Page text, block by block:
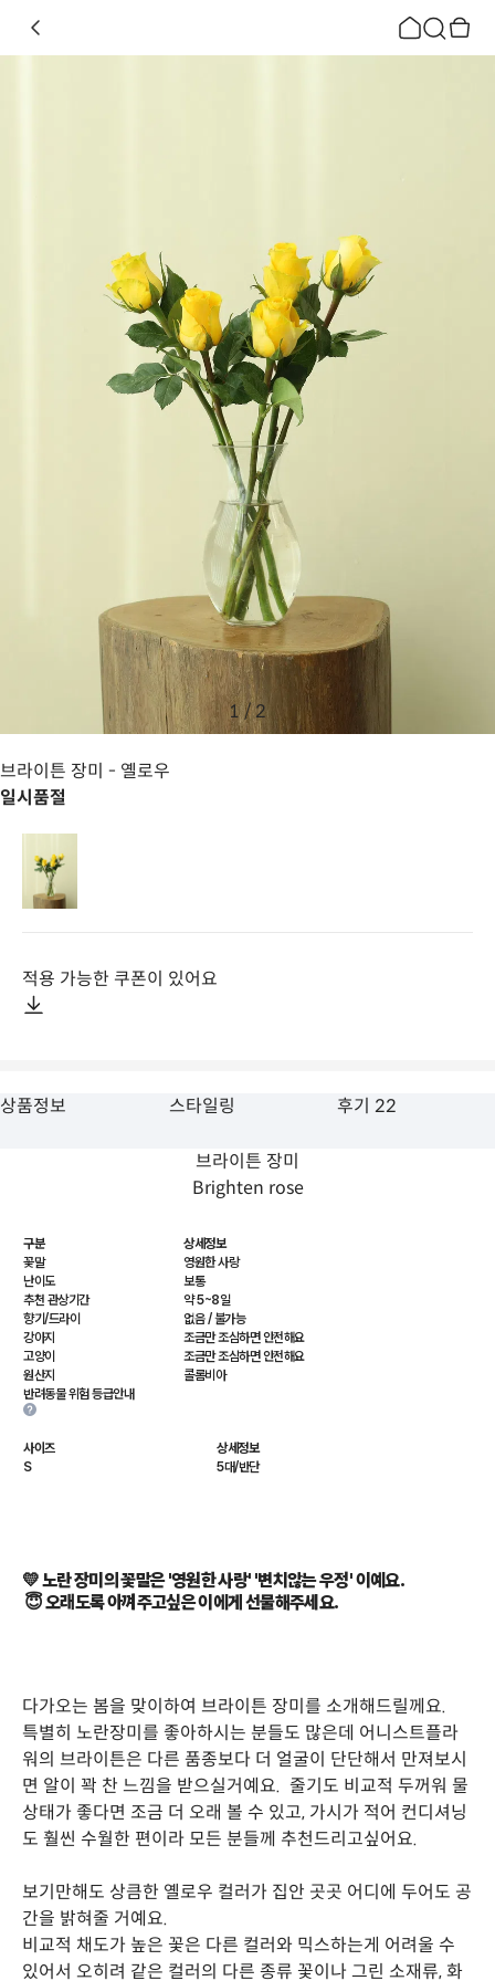
1/2
브라이튼 장미 - 옐로우
일시품절
적용 가능한 쿠폰이 있어요
상품정보 스타일링 후기 22
브라이튼 장미
Brighten rose
구분
상세정보
꽃말
영원한 사랑
난이도
보통
추천 관상기간
약 5~8일
향기/드라이
없음 / 불가능
강아지
조금만 조심하면 안전해요
고양이
조금만 조심하면 안전해요
원산지
콜롬비아
반려동물 위험 등급안내
사이즈
상세정보
S
5대/반단
💛 노란 장미의 꽃말은 '영원한 사랑' '변치않는 우정' 이예요.
😇 오래도록 아껴주고싶은 이에게 선물해주세요.
다가오는 봄을 맞이하여 브라이튼 장미를 소개해드릴께요.
특별히 노란장미를 좋아하시는 분들도 많은데 어니스트플라
워의 브라이튼은 다른 품종보다 더 얼굴이 단단해서 만져보시
면 알이 꽉 찬 느낌을 받으실거예요. 줄기도 비교적 두꺼워 물
상태가 좋다면 조금 더 오래 볼 수 있고, 가시가 적어 컨디셔닝
도 훨씬 수월한 편이라 모든 분들께 추천드리고싶어요.
보기만해도 상큼한 옐로우 컬러가 집안 곳곳 어디에 두어도 공
간을 밝혀줄 거예요.
비교적 채도가 높은 꽃은 다른 컬러와 믹스하는게 어려울 수
있어서 오히려 같은 컬러의 다른 종류 꽃이나 그린 소재류, 화